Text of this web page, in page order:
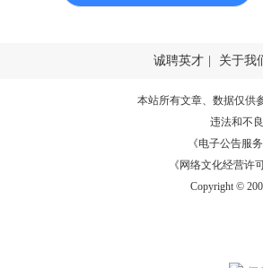
诚聘英才 关于我
本站所有文章、数据仅供
违法和不
《电子公告服务
《网络文化经营许
Copyright ©